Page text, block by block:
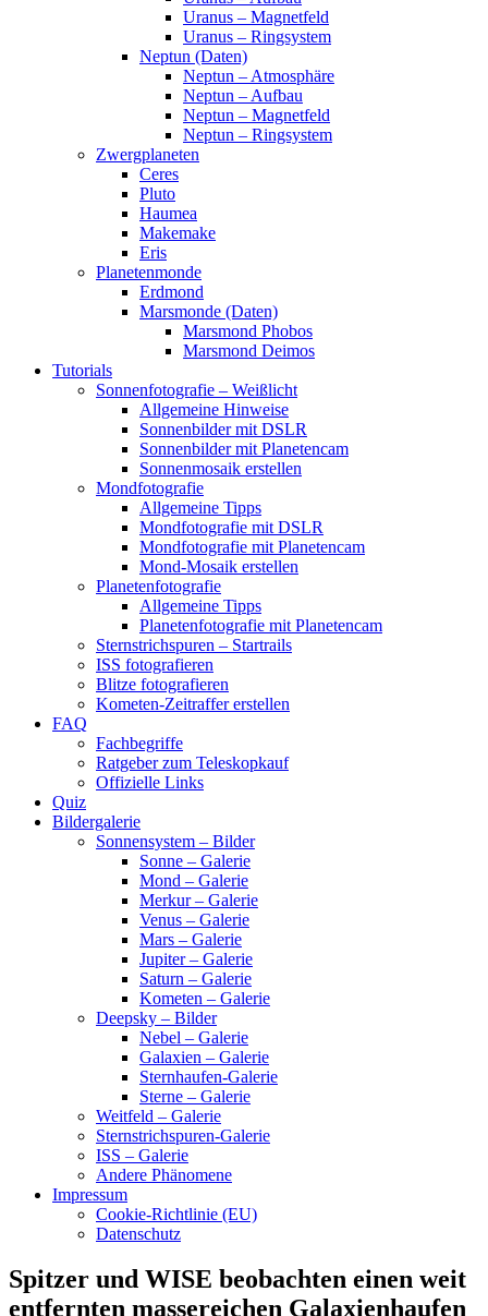
Uranus – Magnetfeld
Uranus – Ringsystem
Neptun (Daten)
Neptun – Atmosphäre
Neptun – Aufbau
Neptun – Magnetfeld
Neptun – Ringsystem
Zwergplaneten
Ceres
Pluto
Haumea
Makemake
Eris
Planetenmonde
Erdmond
Marsmonde (Daten)
Marsmond Phobos
Marsmond Deimos
Tutorials
Sonnenfotografie – Weißlicht
Allgemeine Hinweise
Sonnenbilder mit DSLR
Sonnenbilder mit Planetencam
Sonnenmosaik erstellen
Mondfotografie
Allgemeine Tipps
Mondfotografie mit DSLR
Mondfotografie mit Planetencam
Mond-Mosaik erstellen
Planetenfotografie
Allgemeine Tipps
Planetenfotografie mit Planetencam
Sternstrichspuren – Startrails
ISS fotografieren
Blitze fotografieren
Kometen-Zeitraffer erstellen
FAQ
Fachbegriffe
Ratgeber zum Teleskopkauf
Offizielle Links
Quiz
Bildergalerie
Sonnensystem – Bilder
Sonne – Galerie
Mond – Galerie
Merkur – Galerie
Venus – Galerie
Mars – Galerie
Jupiter – Galerie
Saturn – Galerie
Kometen – Galerie
Deepsky – Bilder
Nebel – Galerie
Galaxien – Galerie
Sternhaufen-Galerie
Sterne – Galerie
Weitfeld – Galerie
Sternstrichspuren-Galerie
ISS – Galerie
Andere Phänomene
Impressum
Cookie-Richtlinie (EU)
Datenschutz
Spitzer und WISE beobachten einen weit
entfernten massereichen Galaxienhaufen